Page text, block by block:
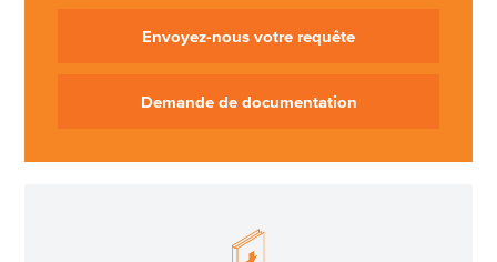
Envoyez-nous votre requête
Demande de documentation